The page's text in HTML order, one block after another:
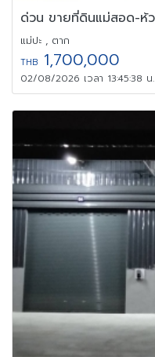
แม่ปะ , ตาก
THB 1,700,000
02/08/2026 เวลา 13:45:38 น.